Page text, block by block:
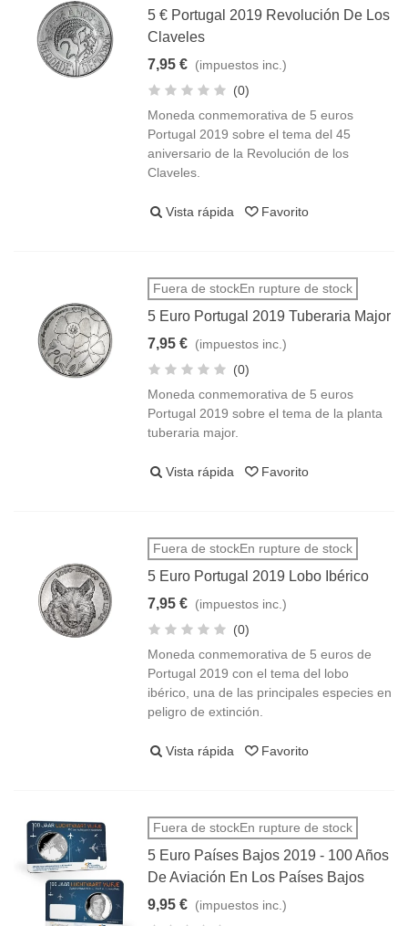
5 € Portugal 2019 Revolución De Los
Claveles
7,95 € (impuestos inc.)
(0)
Moneda conmemorativa de 5 euros
Portugal 2019 sobre el tema del 45
aniversario de la Revolución de los
Claveles.
Vista rápida Favorito
Fuera de stockEn rupture de stock
5 Euro Portugal 2019 Tuberaria Major
7,95 € (impuestos inc.)
(0)
Moneda conmemorativa de 5 euros
Portugal 2019 sobre el tema de la planta
tuberaria major.
Vista rápida Favorito
Fuera de stockEn rupture de stock
5 Euro Portugal 2019 Lobo Ibérico
7,95 € (impuestos inc.)
(0)
Moneda conmemorativa de 5 euros de
Portugal 2019 con el tema del lobo
ibérico, una de las principales especies en
peligro de extinción.
Vista rápida Favorito
Fuera de stockEn rupture de stock
5 Euro Países Bajos 2019 - 100 Años
De Aviación En Los Países Bajos
9,95 € (impuestos inc.)